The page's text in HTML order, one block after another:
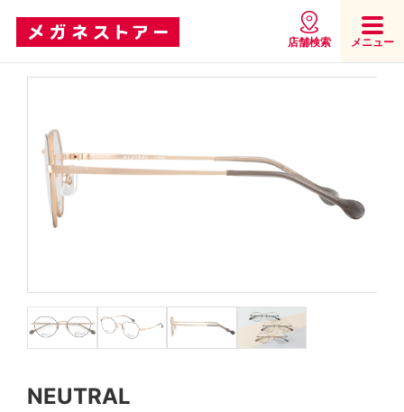
店舗検索 メニュー
NEUTRAL